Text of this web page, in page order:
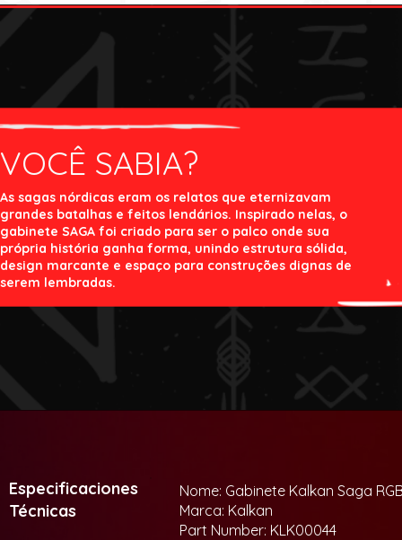
VOCÊ SABIA?
As sagas nórdicas eram os relatos que eternizavam
grandes batalhas e feitos lendários. Inspirado nelas, o
gabinete SAGA foi criado para ser o palco onde sua
própria história ganha forma, unindo estrutura sólida,
design marcante e espaço para construções dignas de
serem lembradas.
Especificaciones
Técnicas
Nome: Gabinete Kalkan Saga
Marca: Kalkan
Part Number: KLK00044